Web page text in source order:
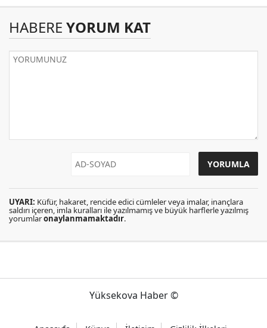
HABERE YORUM KAT
UYARI: Küfür, hakaret, rencide edici cümleler veya imalar, inançlara
saldırı içeren, imla kuralları ile yazılmamış ve büyük harflerle yazılmış
yorumlaronaylanmamaktadır.
Yüksekova Haber ©